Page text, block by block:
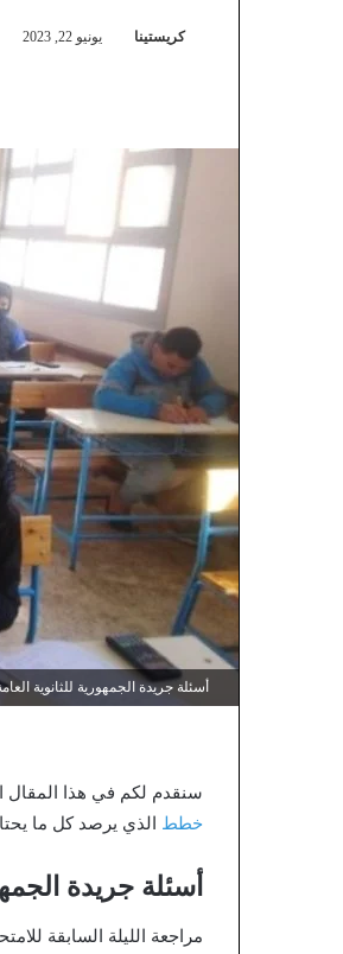
كريستينا يونيو 22, 2023
أسئلة جريدة الجمهورية للثانوية العامة 2023
سنقدم لكم في هذا المقال التفاصيل
خطط الذي يرصد كل ما
أسئلة جريدة الجمهورية
مراجعة الليلة السابقة